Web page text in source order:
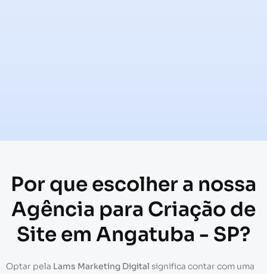
Por que escolher a nossa
Agência para Criação de
Site em Angatuba - SP?
Optar pela Lams Marketing Digital significa contar com uma